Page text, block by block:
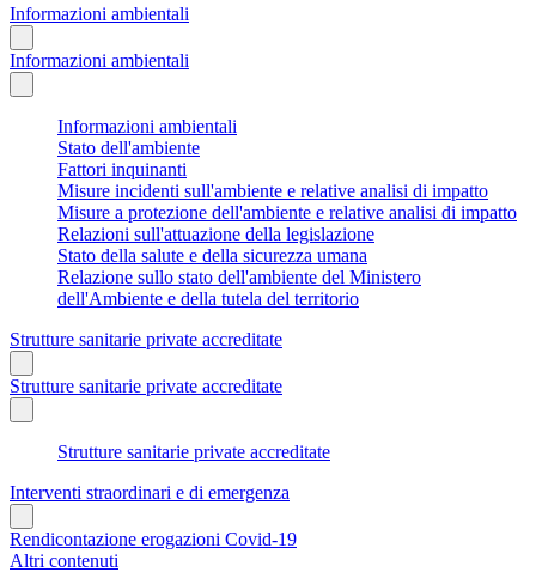
Informazioni ambientali
Informazioni ambientali
Informazioni ambientali
Stato dell'ambiente
Fattori inquinanti
Misure incidenti sull'ambiente e relative analisi di impatto
Misure a protezione dell'ambiente e relative analisi di impatto
Relazioni sull'attuazione della legislazione
Stato della salute e della sicurezza umana
Relazione sullo stato dell'ambiente del Ministero
dell'Ambiente e della tutela del territorio
Strutture sanitarie private accreditate
Strutture sanitarie private accreditate
Strutture sanitarie private accreditate
Interventi straordinari e di emergenza
Rendicontazione erogazioni Covid-19
Altri contenuti